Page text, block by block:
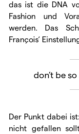
das ist die DNA
Fashion und
werden. Das
François‘
don’t be
Der Punkt dabei
nicht gefallen